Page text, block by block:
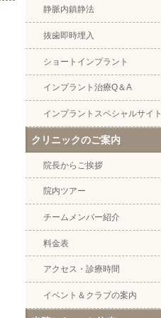
静脈内鎮静法
抜歯即時埋入
ショートインプラント
インプラント治療Q＆A
インプラントスペシャルサイト
クリニックのご案内
院長からご挨拶
院内ツアー
チームメンバー紹介
料金表
アクセス・診療時間
イベント＆クラブの案内